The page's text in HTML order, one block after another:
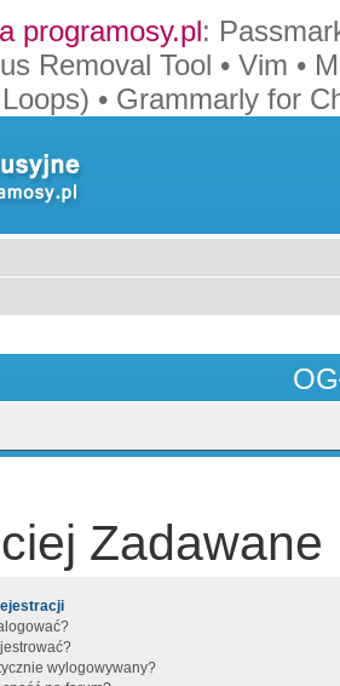
programosy.pl:
Removal Tool • Vim •
• Grammarly for
Zadawane
wylogowywany?